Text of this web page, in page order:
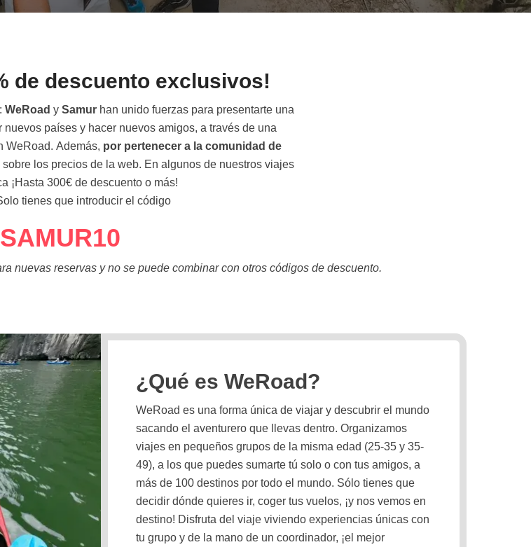
de descuento exclusivos!
WeRoad y Samur han unido fuerzas para presentarte una
nuevos países y hacer nuevos amigos, a través de una
WeRoad. Además, por pertenecer a la comunidad de
sobre los precios de la web. En algunos de nuestros viajes
¡Hasta 300€ de descuento o más!
tienes que introducir el código
SAMUR10
nuevas reservas y no se puede combinar con otros códigos de descuento.
¿Qué es WeRoad?
WeRoad es una forma única de viajar y descubrir el mundo
sacando el aventurero que llevas dentro. Organizamos
viajes en pequeños grupos de la misma edad (25-35 y 35-
49), a los que puedes sumarte tú solo o con tus amigos, a
más de 100 destinos por todo el mundo. Sólo tienes que
decidir dónde quieres ir, coger tus vuelos, ¡y nos vemos en
destino! Disfruta del viaje viviendo experiencias únicas con
tu grupo y de la mano de un coordinador, ¡el mejor